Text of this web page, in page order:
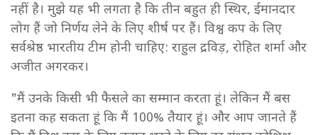
नहीं है। मुझे यह भी लगता है कि तीन बहुत ही स्थिर, ईमानदार
लोग हैं जो निर्णय लेने के लिए शीर्ष पर हैं। विश्व कप के लिए
सर्वश्रेष्ठ भारतीय टीम होनी चाहिए: राहुल द्रविड़, रोहित शर्मा और
अजीत अगरकर।
"मैं उनके किसी भी फैसले का सम्मान करता हूं। लेकिन मैं बस
इतना कह सकता हूं कि मैं 100% तैयार हूं। और आप जानते हैं